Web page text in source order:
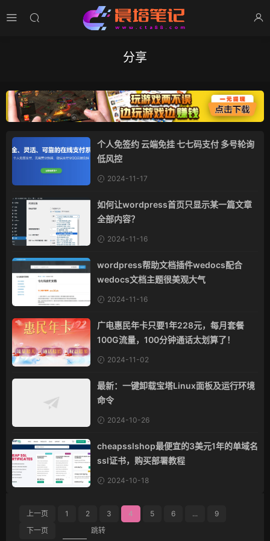
分享
个人免签约 云端免挂 七七码支付 多号轮询
低风控
2024-11-17
如何让wordpress首页只显示某一篇文章
全部内容？
2024-11-16
wordpress帮助文档插件wedocs配合
wedocs文档主题很美观大气
2024-11-16
广电惠民年卡只要1年228元，每月套餐
100G流量，100分钟通话太划算了！
2024-11-02
最新：一键卸载宝塔Linux面板及运行环境
命令
2024-10-26
cheapsslshop最便宜的3美元1年的单域名
ssl证书，购买部署教程
2024-10-18
上一页 1 2 3 4 5 6 ...
9
下一页
跳转